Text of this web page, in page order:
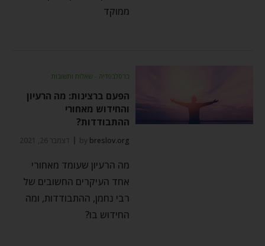
ממוקד
ברסלבפדיה - שאלות ותשובות
הפעם ברצינות: מה הרעיון
והחידוש מאחורי
ההתבודדות?
by breslov.org דצמבר 26, 2021
מה הרעיון שעומד מאחורי
אחד העיקרים החשובים של
רבי נחמן, ההתבודדות, ומה
החידוש בו?